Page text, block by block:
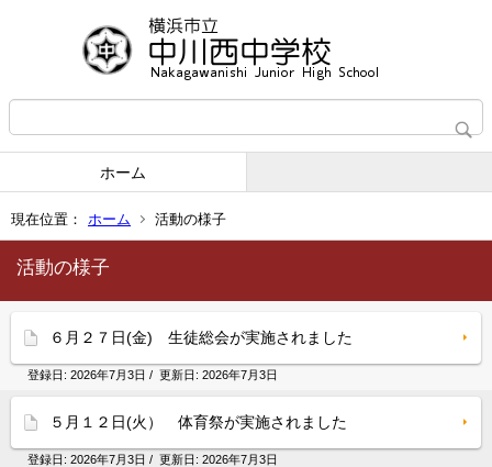
ホーム
現在位置： ホーム 活動の様子
活動の様子
６月２７日(金) 生徒総会が実施されました
登録日: 2026年7月3日 / 更新日: 2026年7月3日
５月１２日(火） 体育祭が実施されました
登録日: 2026年7月3日 / 更新日: 2026年7月3日